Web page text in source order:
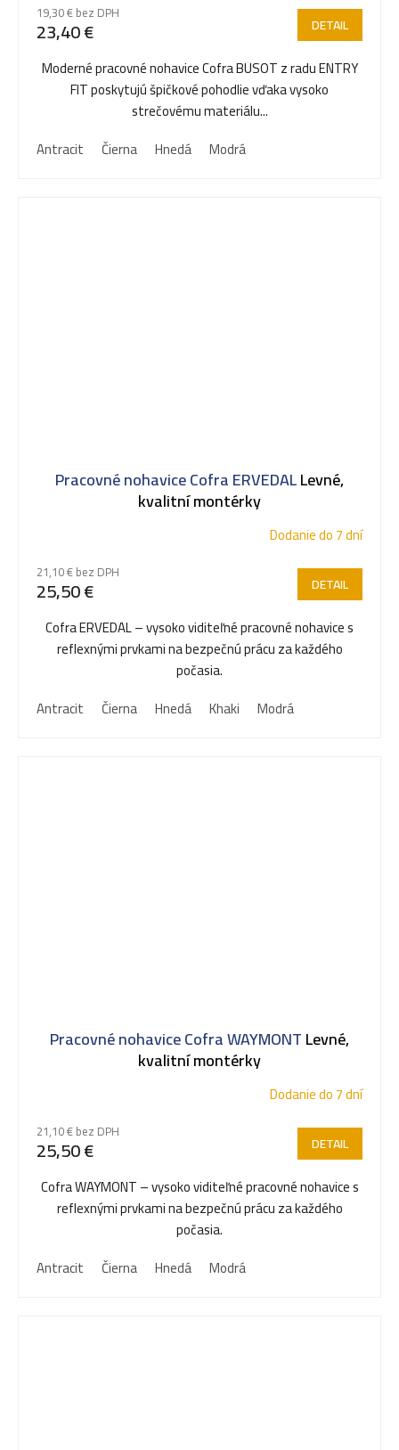
19,30 € bez DPH
23,40 € DETAIL
Moderné pracovné nohavice Cofra BUSOT z radu ENTRY
FIT poskytujú špičkové pohodlie vďaka vysoko
strečovému materiálu...
Antracit
Čierna Hnedá Modrá
Pracovné nohavice Cofra ERVEDALLevné,
kvalitní montérky
Dodanie do 7 dní
21,10 € bez DPH
25,50 € DETAIL
Cofra ERVEDAL – vysoko viditeľné pracovné nohavice s
reflexnými prvkami na bezpečnú prácu za každého
počasia.
Antracit
Čierna Hnedá Khaki Modrá
Pracovné nohavice Cofra WAYMONTLevné,
kvalitní montérky
Dodanie do 7 dní
21,10 € bez DPH
25,50 € DETAIL
Cofra WAYMONT – vysoko viditeľné pracovné nohavice s
reflexnými prvkami na bezpečnú prácu za každého
počasia.
Antracit
Čierna Hnedá Modrá